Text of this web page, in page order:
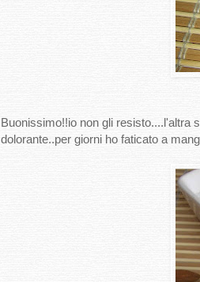
Buonissimo!!io non gli resisto....l'altra
dolorante..per giorni ho faticato a